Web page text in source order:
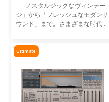
「ノスタルジックなヴィンテー
ジ」から「フレッシュなモダンサ
ウンド」まで。さまざまな時代の
Ultimate